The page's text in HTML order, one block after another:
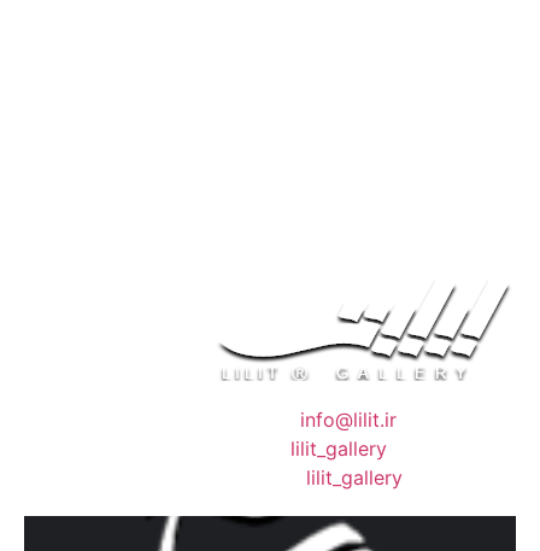
info@lilit.ir
lilit_gallery
lilit_gallery